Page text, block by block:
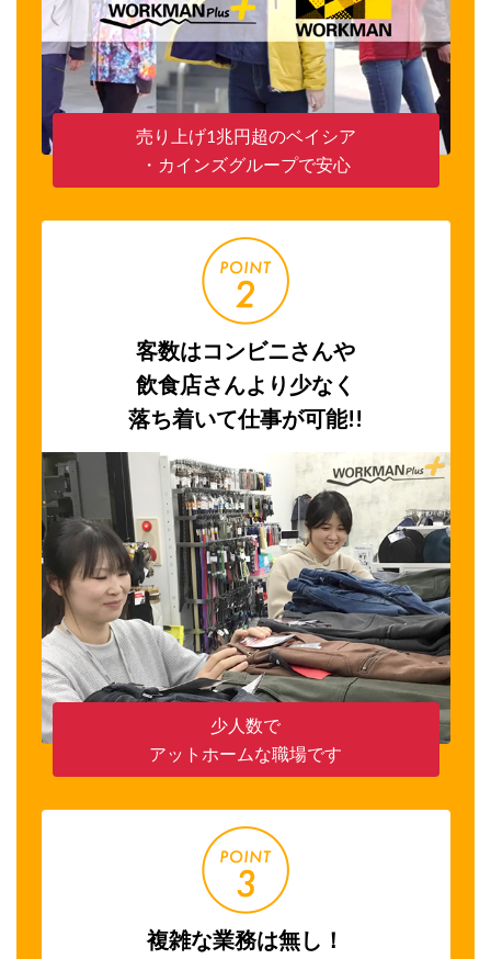
売り上げ1兆円超のベイシア
・カインズグループで安心
客数はコンビニさんや
飲食店さんより少なく
落ち着いて仕事が可能!!
少人数で
アットホームな職場です
複雑な業務は無し！